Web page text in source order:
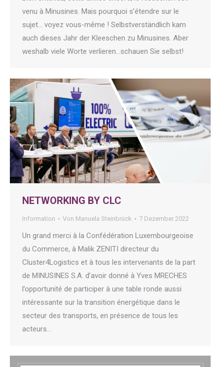
venu à Minusines. Mais pourquoi s’étendre sur le
sujet… voyez vous-même ! Selbstverständlich kam
auch dieses Jahr der Kleeschen zu Minusines. Aber
weshalb viele Worte verlieren…schauen Sie selbst!
NETWORKING BY CLC
Information Von Manuela Steinbrück 7 Dezember 2022
Un grand merci à la Confédération Luxembourgeoise
du Commerce, à Malik ZENITI directeur du
Cluster4Logistics et à tous les intervenants de la part
de MINUSINES S.A. d’avoir donné à Yves MRECHES
l’opportunité de participer à une table ronde aussi
intéressante sur la transition énergétique dans le
secteur des transports, en présence de tous les
acteurs…